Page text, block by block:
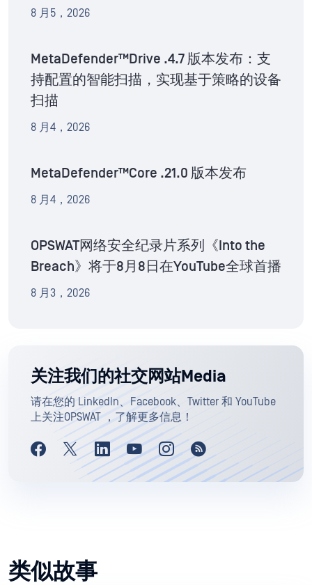
8 月5，2026
MetaDefender™Drive .4.7 版本发布：支
持配置的智能扫描，实现基于策略的设备
扫描
8 月4，2026
MetaDefender™Core .21.0 版本发布
8 月4，2026
OPSWAT网络安全纪录片系列《Into the
Breach》将于8月8日在YouTube全球首播
8 月3，2026
关注我们的社交网站Media
请在您的 LinkedIn、Facebook、Twitter 和 YouTube
上关注OPSWAT ，了解更多信息！
类似故事